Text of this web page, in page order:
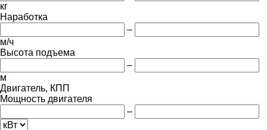
кг
Наработка
–
м/ч
Высота подъема
–
м
Двигатель, КПП
Мощность двигателя
–